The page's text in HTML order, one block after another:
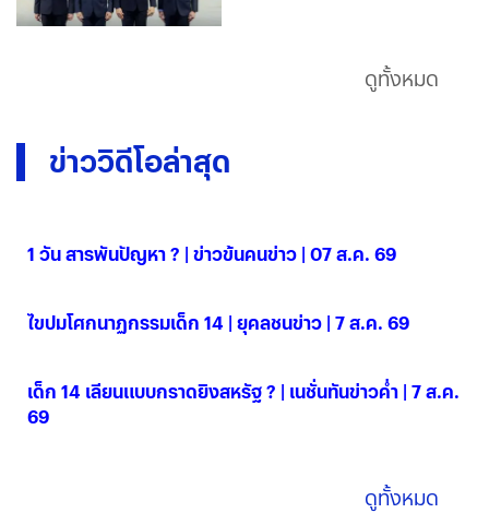
ดูทั้งหมด
ข่าววิดีโอล่าสุด
1 วัน สารพันปัญหา ? | ข่าวข้นคนข่าว | 07 ส.ค. 69
ไขปมโศกนาฏกรรมเด็ก 14 | ยุคลชนข่าว | 7 ส.ค. 69
เด็ก 14 เลียนแบบกราดยิงสหรัฐ ? | เนชั่นทันข่าวค่ำ | 7 ส.ค.
69
ดูทั้งหมด